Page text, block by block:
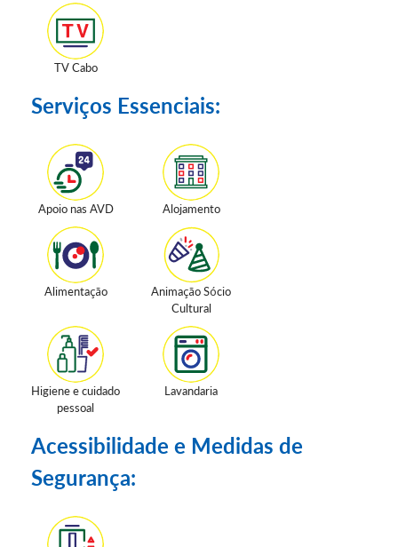
TV Cabo
Serviços Essenciais:
Apoio nas AVD Alojamento
Alimentação
Animação Sócio
Cultural
Higiene e cuidado
pessoal
Lavandaria
Acessibilidade e Medidas de
Segurança: